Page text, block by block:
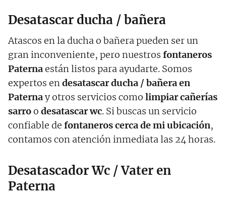
Desatascar ducha / bañera
Atascos en la ducha o bañera pueden ser un
gran inconveniente, pero nuestros fontaneros
Paternaestán listos para ayudarte. Somos
expertos endesatascar ducha / bañera en
Paternay otros servicios como limpiar cañerías
sarroo desatascar wc. Si buscas un servicio
confiable de fontaneros cerca de mi ubicación,
contamos con atención inmediata las 24 horas.
Desatascador Wc / Vater en
Paterna